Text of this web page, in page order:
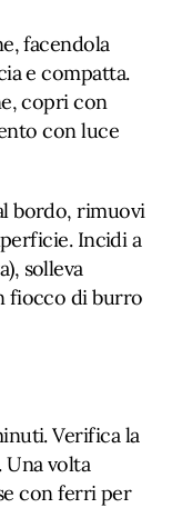
facendola
e compatta.
copri con
con luce
bordo, rimuovi
Incidi a
solleva
fiocco di burro
Verifica la
volta
con ferri per